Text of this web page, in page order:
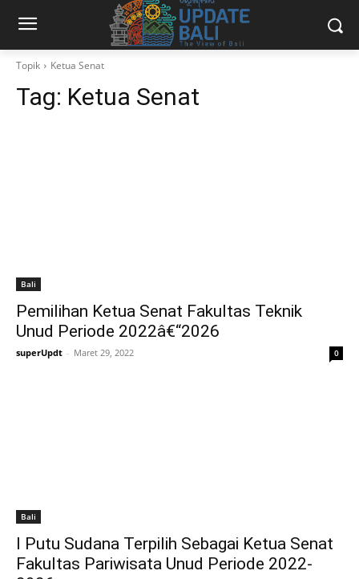
Topik Ketua Senat
Tag: Ketua Senat
Bali
Pemilihan Ketua Senat Fakultas Teknik
Unud Periode 2022â€“2026
superUpdt - Maret 29, 2022 0
Bali
I Putu Sudana Terpilih Sebagai Ketua Senat
Fakultas Pariwisata Unud Periode 2022-